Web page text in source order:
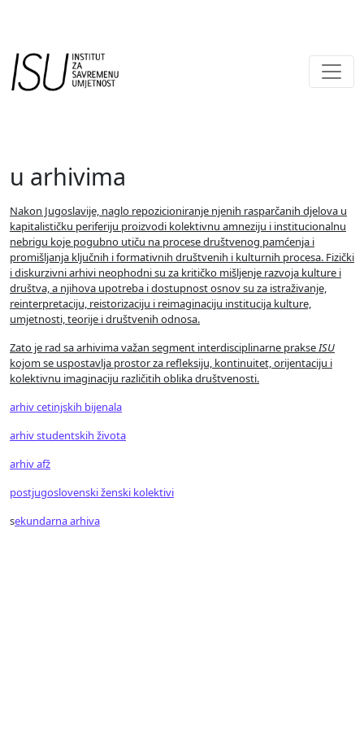
Main Navigation
u arhivima
Nakon Jugoslavije, naglo repozicioniranje njenih rasparčanih djelova u
kapitalističku periferiju proizvodi kolektivnu amneziju i institucionalnu
nebrigu koje pogubno utiču na procese društvenog pamćenja i
promišljanja ključnih i formativnih društvenih i kulturnih procesa. Fizički
i diskurzivni arhivi neophodni su za kritičko mišljenje razvoja kulture i
društva, a njihova upotreba i dostupnost osnov su za istraživanje,
reinterpretaciju, reistorizaciju i reimaginaciju institucija kulture,
umjetnosti, teorije i društvenih odnosa.
Zato je rad sa arhivima važan segment interdisciplinarne prakseISU
kojom se uspostavlja prostor za refleksiju, kontinuitet, orijentaciju i
kolektivnu imaginaciju različitih oblika društvenosti.
arhiv cetinjskih bijenala
arhiv studentskih života
arhiv afž
postjugoslovenski ženski kolektivi
sekundarna arhiva